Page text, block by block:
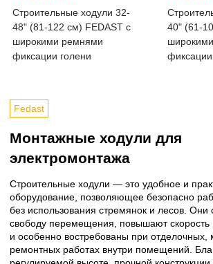
Строительные ходули 32-
48" (81-122 см) FEDAST c
широкими ремнями
фиксации голени
40" (61-
фиксации
Fedast
Монтажные ходули для
электромонтажа
Строительные ходули — это удобное и
оборудование, позволяющее безопасно
без использования стремянок и лесов. Они
свободу перемещения, повышают скорость
и особенно востребованы при отделочных,
ремонтных работах внутри помещений.